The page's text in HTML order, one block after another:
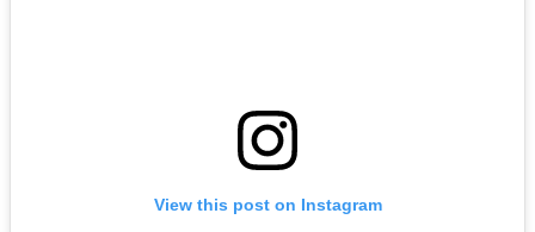
View this post on Instagram